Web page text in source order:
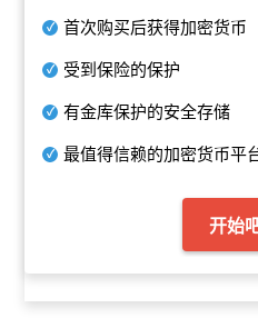
首次购买后获得加密货币
受到保险的保护
有金库保护的安全存储
最值得信赖的加密货币平
开始